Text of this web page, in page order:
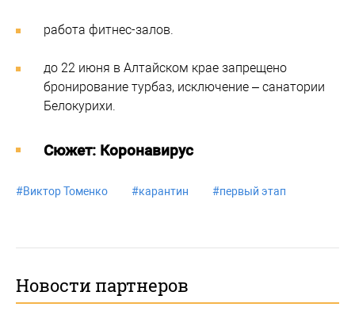
работа фитнес-залов.
до 22 июня в Алтайском крае запрещено
бронирование турбаз, исключение – санатории
Белокурихи.
Cюжет: Коронавирус
#Виктор Томенко #карантин #первый этап
Новости партнеров